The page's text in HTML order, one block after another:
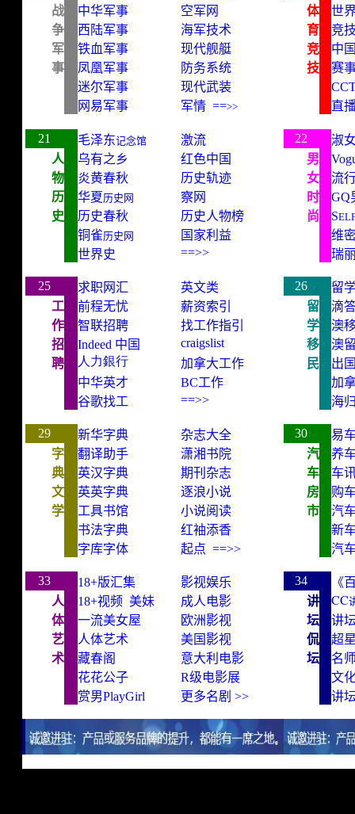
战
中华军事
空军网
争
西陆军事
海军技术
军
铁血军事
现代舰艇
事
凤凰军事
防务系统
迷尔军事
现代武装
网易军事
军情 ==>>
体
世
育
竞
竞
中
技
赛
直
21
毛泽东记念馆
激流
人
乌有之乡
红色中国
物
炎黄春秋
历史轨迹
历
华夏 历史网
察网
史
历史春秋
历史人物榜
铜雀历史网
国家利益
世界史
==>>
22
淑
男
女
流
时
GQ
尚
S
维
瑞
25
求职 网汇
英文类
工
前程无忧
薪资索引
作
智联招聘
找工作指引
招
Indeed 中国
craigslist
聘
人力銀行
加拿大工作
中华英才
BC工作
谷歌找工
==>>
26
留
留
滴
学
澳
移
澳
民
出
加
海
29
新华字典 杂志大全
字
翻译助手 潇湘书院
典
英汉字典 期刊 杂志
文
英英字典 逐浪小说
学
工具书馆 小说阅读
书法字典
红袖添香
字库字体
起点 ==>>
30
易
汽
养
车
车
房
购
市
汽
新
汽
33
18+版汇集
影视娱乐
人
18+视频 美妹
成人电影
体
一流美女屋
欧洲影视
艺
人体艺术
美国影视
术
藏春阁
意大利电影
花花公子
R级电影展
赏男PlayGirl
更多名剧 >>
34
《
讲
CC
坛
讲
侃
超
坛
名
文
讲